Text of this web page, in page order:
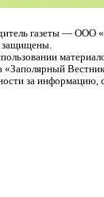
газеты — ООО
защищены.
за